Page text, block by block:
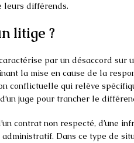
leurs différends.
litige ?
par un désaccord
la mise en cause de la
conflictuelle qui relève
juge pour trancher le
contrat non respecté, d’une
administratif. Dans ce type de